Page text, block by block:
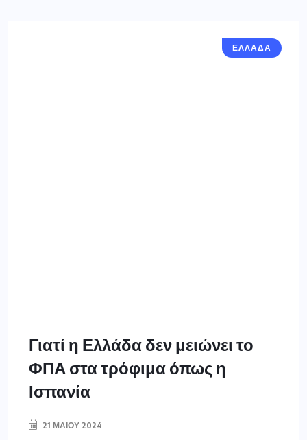
ΕΛΛΑΔΑ
Γιατί η Ελλάδα δεν μειώνει το
ΦΠΑ στα τρόφιμα όπως η
Ισπανία
21 ΜΑΪ́ΟΥ 2024